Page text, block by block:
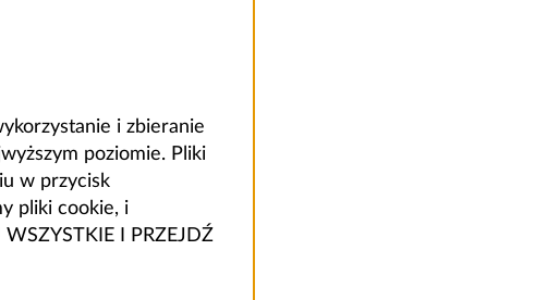
i zbieranie
poziomie. Pliki
w przycisk
pliki cookie, i
I PRZEJDŹ